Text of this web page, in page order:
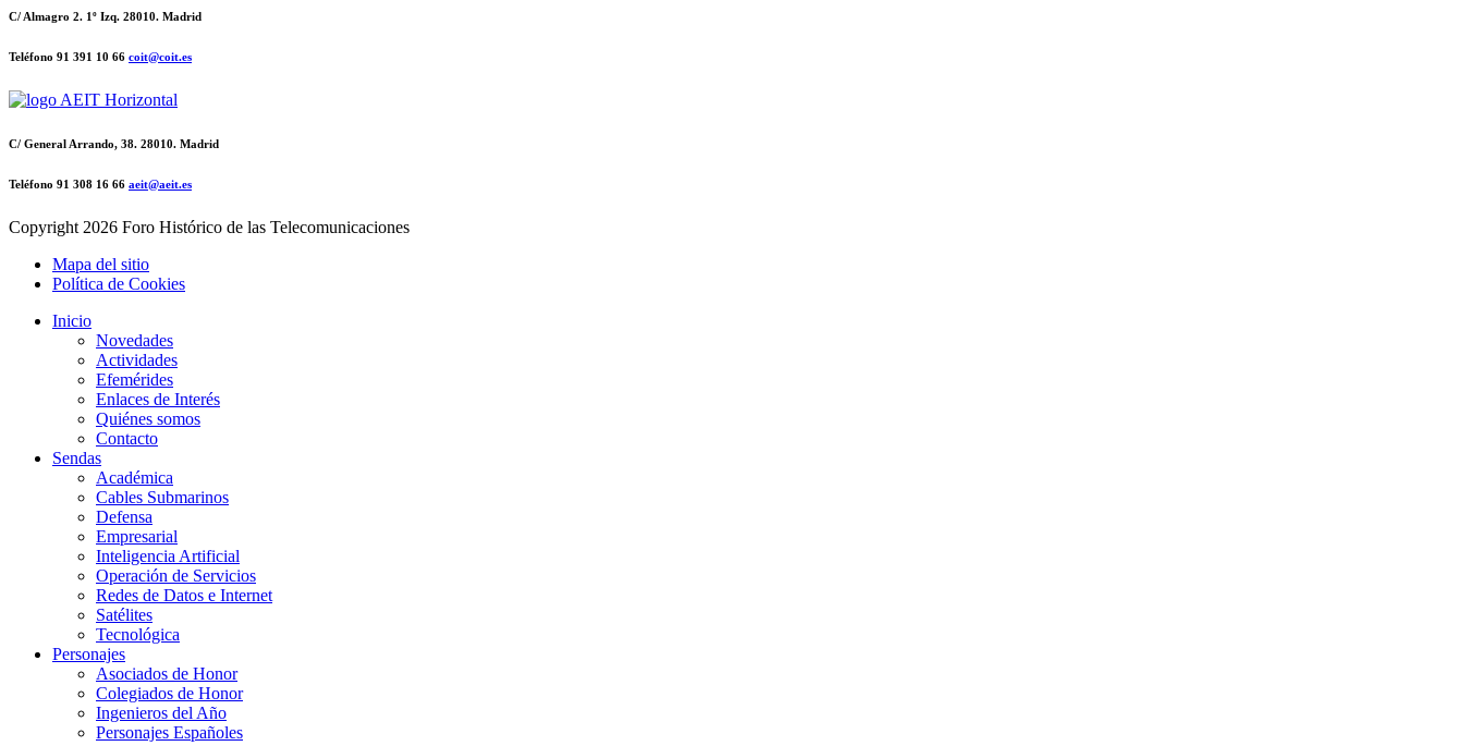
C/ Almagro 2. 1º Izq. 28010. Madrid
Teléfono 91 391 10 66 coit@coit.es
C/ General Arrando, 38. 28010. Madrid
Teléfono 91 308 16 66 aeit@aeit.es
Copyright 2026 Foro Histórico de las Telecomunicaciones
Mapa del sitio
Política de Cookies
Inicio
Novedades
Actividades
Efemérides
Enlaces de Interés
Quiénes somos
Contacto
Sendas
Académica
Cables Submarinos
Defensa
Empresarial
Inteligencia Artificial
Operación de Servicios
Redes de Datos e Internet
Satélites
Tecnológica
Personajes
Asociados de Honor
Colegiados de Honor
Ingenieros del Año
Personajes Españoles